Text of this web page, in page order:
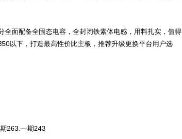
面配备全固态电容，全封闭铁素体电感，用料扎实，值得
以下，打造最高性价比主板，推荐升级更换平台用户选
263.一期243